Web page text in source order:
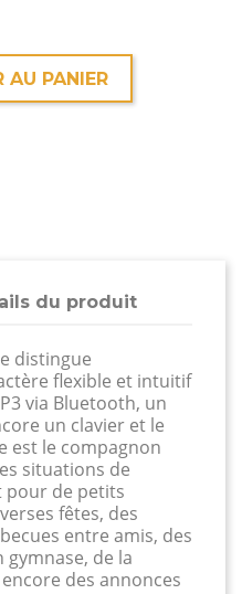
AU PANIER
du produit
distingue
flexible et intuitif
via Bluetooth, un
un clavier et le
est le compagnon
situations de
pour de petits
fêtes, des
entre amis, des
de la
des annonces